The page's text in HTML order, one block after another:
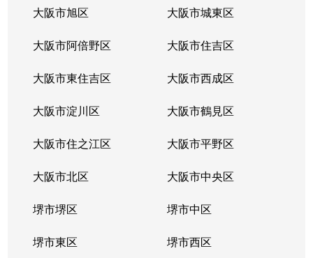
大阪市旭区 大阪市城東区
大阪市阿倍野区 大阪市住吉区
大阪市東住吉区 大阪市西成区
大阪市淀川区 大阪市鶴見区
大阪市住之江区 大阪市平野区
大阪市北区 大阪市中央区
堺市堺区 堺市中区
堺市東区 堺市西区